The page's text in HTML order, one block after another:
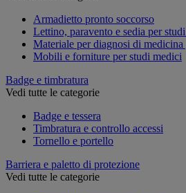
Armadietto pronto soccorso
Lettino, paravento e sedia per
Materiale per diagnosi di medicina
Mobili e forniture per studi medici
Badge e timbratura
Vedi tutte le categorie
Badge e tessera
Timbratura e controllo accessi
Tornello e portello
Barriera e paletto di protezione
Vedi tutte le categorie